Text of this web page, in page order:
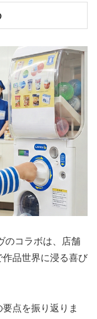
のコラボは、店舗
品世界に浸る喜び
点を振り返りま